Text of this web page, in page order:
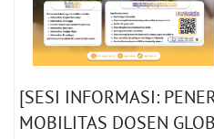
[SESI INFORMASI:
MOBILITAS DOSEN